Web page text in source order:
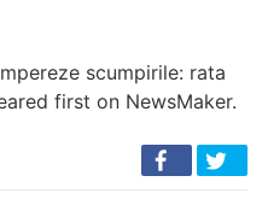
scumpirile: rata
first on NewsMaker.